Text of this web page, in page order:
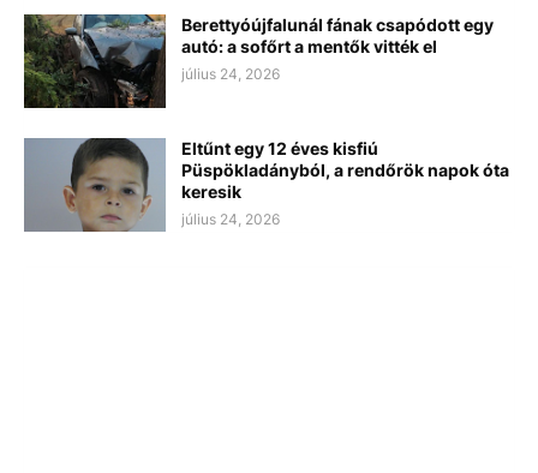
Berettyóújfalunál fának csapódott egy
autó: a sofőrt a mentők vitték el
július 24, 2026
Eltűnt egy 12 éves kisfiú
Püspökladányból, a rendőrök napok óta
keresik
július 24, 2026